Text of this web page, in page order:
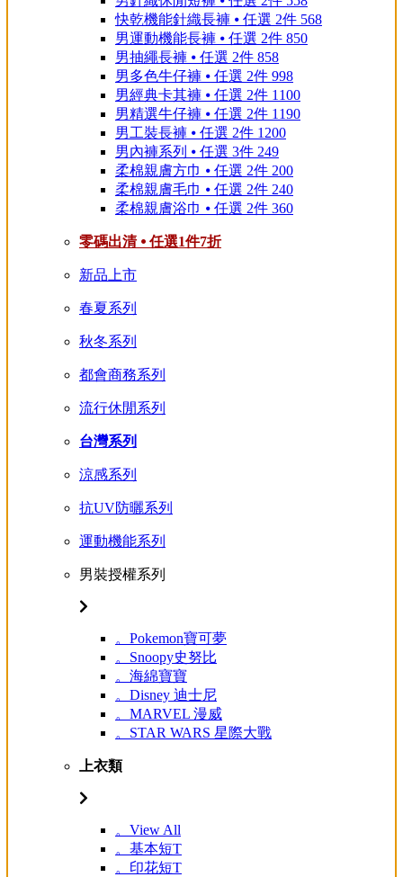
快乾機能針織長褲 ⦁ 任選 2件 568
男運動機能長褲 ⦁ 任選 2件 850
男抽繩長褲 ⦁ 任選 2件 858
男多色牛仔褲 ⦁ 任選 2件 998
男經典卡其褲 ⦁ 任選 2件 1100
男精選牛仔褲 ⦁ 任選 2件 1190
男工裝長褲 ⦁ 任選 2件 1200
男內褲系列 ⦁ 任選 3件 249
柔棉親膚方巾 ⦁ 任選 2件 200
柔棉親膚毛巾 ⦁ 任選 2件 240
柔棉親膚浴巾 ⦁ 任選 2件 360
零碼出清 ⦁ 任選1件7折
新品上市
春夏系列
秋冬系列
都會商務系列
流行休閒系列
台灣系列
涼感系列
抗UV防曬系列
運動機能系列
男裝授權系列
。Pokemon寶可夢
。Snoopy史努比
。海綿寶寶
。Disney 迪士尼
。MARVEL 漫威
。STAR WARS 星際大戰
上衣類
。View All
。基本短T
。印花短T